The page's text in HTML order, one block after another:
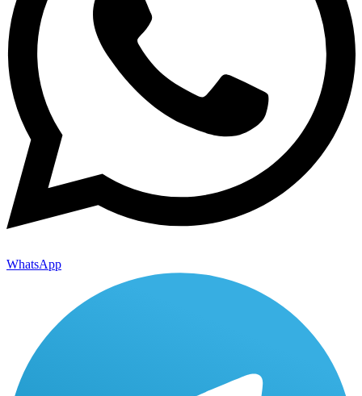
WhatsApp